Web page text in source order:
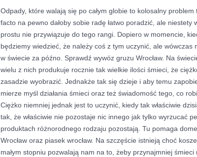
Odpady, które walają się po całym globie to kolosalny
facto na pewno dałoby sobie radę łatwo poradzić, ale niestety
prostu nie przywiązuje do tego rangi. Dopiero w momencie,
będziemy wiedzieć, że należy coś z tym uczynić, ale wówczas
w świecie za późno. Sprawdź wywóz gruzu Wrocław. Na
wielu z nich produkuje rocznie tak wielkie ilości śmieci, że
zasadzie wyobrazić. Jednakże tak się dzieje i aby temu
mierze myśl działania śmieci oraz też świadomość tego, co
Ciężko niemniej jednak jest to uczynić, kiedy tak właściwie
tak, że właściwie nie pozostaje nic innego jak tylko wyrzucać
produktach różnorodnego rodzaju pozostają. Tu pomaga
Wrocław oraz piasek wrocław. Na szczęście istnieją choć
małym stopniu pozwalają nam na to, żeby przynajmniej śmieci